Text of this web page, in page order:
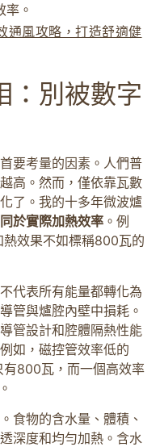
。
通風攻略，打造舒適健
：別被數字
要考量的因素。人們普
高。然而，僅依靠瓦數
了。我的十多年微波爐
於實際加熱效率 。例
效果不如標稱800瓦的
不代表所有能量都轉化為
管與爐腔內壁中損耗。
管設計和腔體隔熱性能
如，磁控管效率低的
800瓦，而一個高效率
食物的含水量、體積、
深度和均勻加熱。含水